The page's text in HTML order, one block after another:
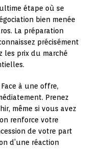
étape où se
bien menée
La préparation
précisément
les prix du marché
Face à une offre,
Prenez
même si vous avez
renforce votre
de votre part
d’une réaction